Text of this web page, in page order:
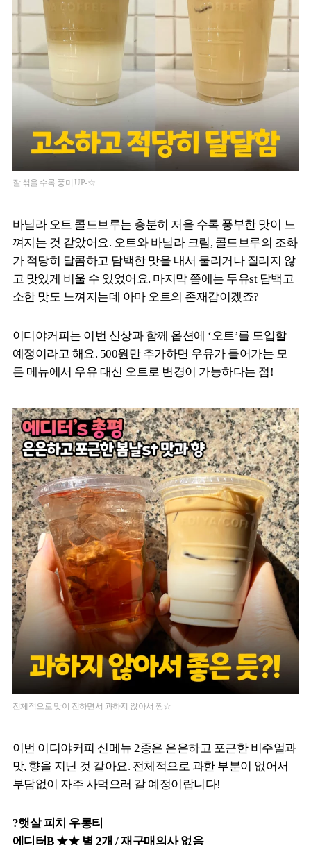
잘 섞을 수록 풍미 UP-☆
바닐라 오트 콜드브루는 충분히 저을 수록 풍부한 맛이 느
껴지는 것 같았어요. 오트와 바닐라 크림, 콜드브루의 조화
가 적당히 달콤하고 담백한 맛을 내서 물리거나 질리지 않
고 맛있게 비울 수 있었어요. 마지막 쯤에는 두유st 담백고
소한 맛도 느껴지는데 아마 오트의 존재감이겠죠?
이디야커피는 이번 신상과 함께 옵션에 ‘오트’를 도입할
예정이라고 해요. 500원만 추가하면 우유가 들어가는 모
든 메뉴에서 우유 대신 오트로 변경이 가능하다는 점!
전체적으로 맛이 진하면서 과하지 않아서 짱☆
이번 이디야커피 신메뉴 2종은 은은하고 포근한 비주얼과
맛, 향을 지닌 것 같아요. 전체적으로 과한 부분이 없어서
부담없이 자주 사먹으러 갈 예정이랍니다!
?햇살 피치 우롱티
에디터B ★★ 별 2개 / 재구매의사 없음